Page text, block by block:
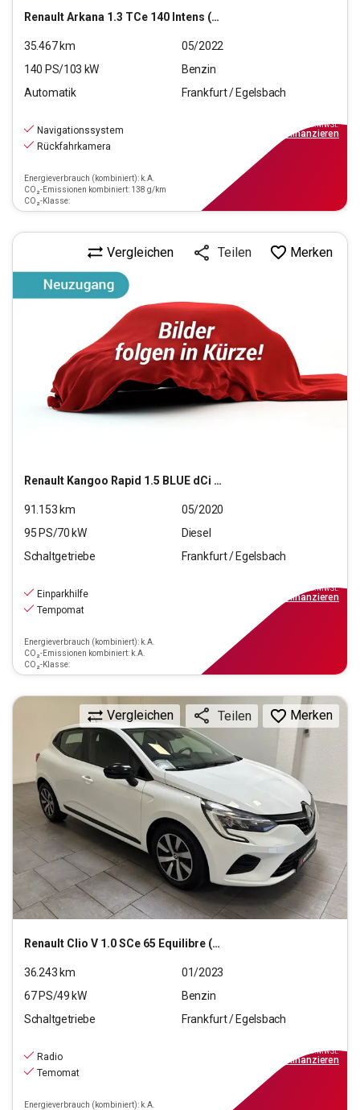
RenaultArkana 1.3 TCe 140 Intens (EURO 6d)
35.467km
05/2022
140 PS/103 kW
Benzin
Automatik
Frankfurt / Egelsbach
Navigationssystem
Rückfahrkamera
Energieverbrauch (kombiniert): k.A.
CO₂-Emissionen kombiniert: 138 g/km
CO₂-Klasse:
inkl.MwSt.
finanzieren
Renault Kangoo Rapid 1.5 BLUE dCi 95 FAP Maxi Extra (EURO
Vergleichen Teilen Merken
91.153 km
05/2020
95 PS/70 kW
Diesel
Schaltgetriebe
Frankfurt / Egelsbach
Einparkhilfe
Tempomat
Energieverbrauch (kombiniert): k.A.
CO₂-Emissionen kombiniert: k.A.
CO₂-Klasse:
inkl.MwSt.
finanzieren
Renault Clio V 1.0 SCe 65 Equilibre (EURO 6d)
Vergleichen Teilen Merken
36.243 km
01/2023
67PS/49 kW
Benzin
Schaltgetriebe
Frankfurt / Egelsbach
Radio
Temomat
Energieverbrauch (kombiniert): k.A.
inkl.MwSt.
finanzieren